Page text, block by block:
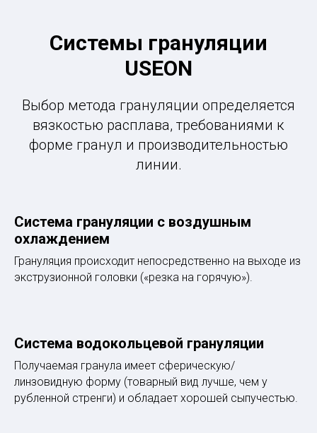
Системы грануляции
USEON
Выбор метода грануляции определяется
вязкостью расплава, требованиями к
форме гранул и производительностью
линии.
Система грануляции с воздушным
охлаждением
Грануляция происходит непосредственно на выходе из
экструзионной головки («резка на горячую»).
Система водокольцевой грануляции
Получаемая гранула имеет сферическую/
линзовидную форму (товарный вид лучше, чем у
рубленной стренги) и обладает хорошей сыпучестью.